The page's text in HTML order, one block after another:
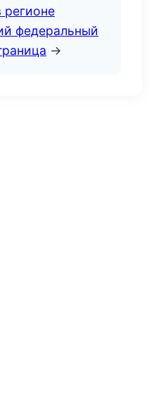
регионе
федеральный
→